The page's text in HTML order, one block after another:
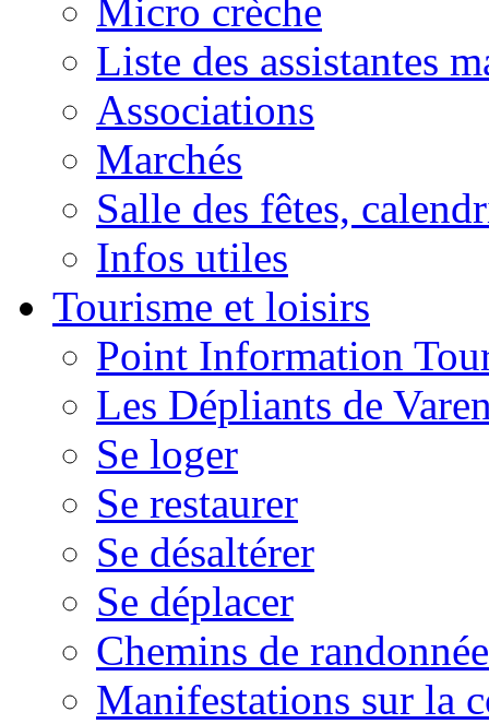
Micro crèche
Liste des assistantes
Associations
Marchés
Salle des fêtes,
Infos utiles
Tourisme et loisirs
Point Information
Les Dépliants de
Se loger
Se restaurer
Se désaltérer
Se déplacer
Chemins de randonnée
Manifestations sur la